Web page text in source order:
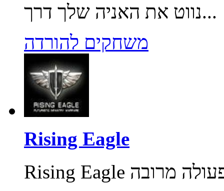
נווט את האניה שלך דרך...
משחקים להורדה
Rising Eagle